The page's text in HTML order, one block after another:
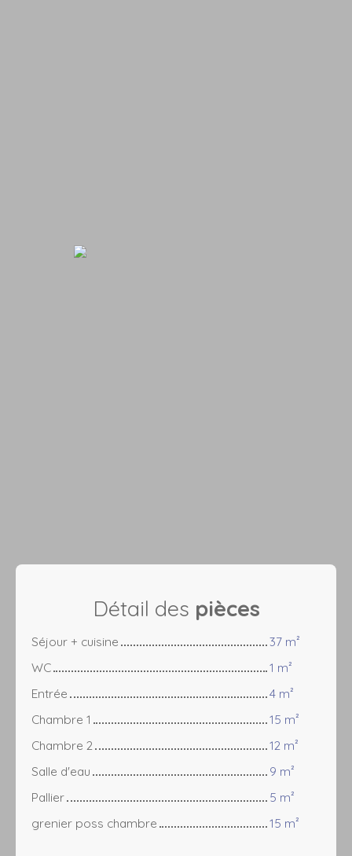
Détail des pièces
Séjour + cuisine
37 m²
WC
1 m²
Entrée
4 m²
Chambre 1
15 m²
Chambre 2
12 m²
Salle d'eau
9 m²
Pallier
5 m²
grenier poss chambre
15 m²